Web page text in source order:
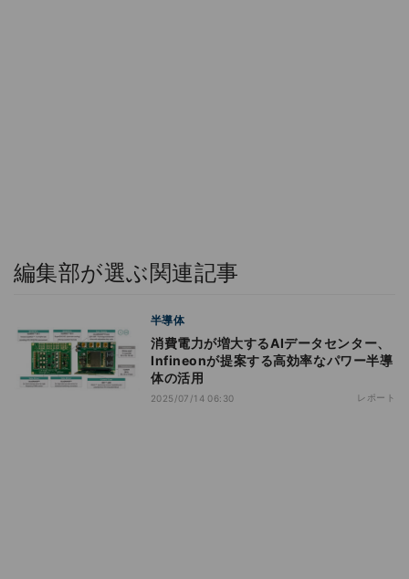
編集部が選ぶ関連記事
半導体
消費電力が増大するAIデータセンター、
Infineonが提案する高効率なパワー半導
体の活用
2025/07/14 06:30 レポート